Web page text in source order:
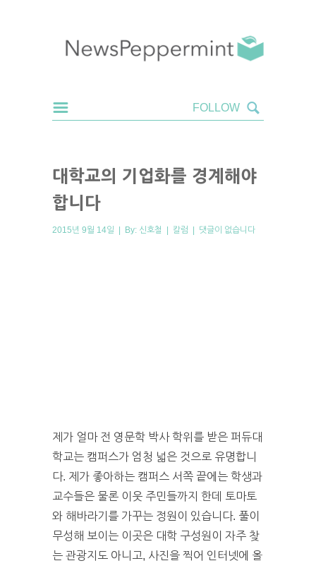
대학교의 기업화를 경계해야
합니다
2015년 9월 14일 | By: 신호철 | 칼럼 | 댓글이 없습니다
제가 얼마 전 영문학 박사 학위를 받은 퍼듀대
학교는 캠퍼스가 엄청 넓은 것으로 유명합니
다. 제가 좋아하는 캠퍼스 서쪽 끝에는 학생과
교수들은 물론 이웃 주민들까지 한데 토마토
와 해바라기를 가꾸는 정원이 있습니다. 풀이
무성해 보이는 이곳은 대학 구성원이 자주 찾
는 관광지도 아니고, 사진을 찍어 인터넷에 올